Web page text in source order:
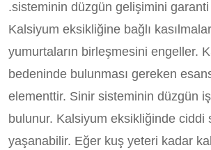
sisteminin düzgün gelişimini garanti
Kalsiyum eksikliğine bağlı
yumurtaların birleşmesini engeller.
bedeninde bulunması gereken
elementtir. Sinir sisteminin düzgün
bulunur. Kalsiyum eksikliğinde ciddi
yaşanabilir. Eğer kuş yeteri kadar